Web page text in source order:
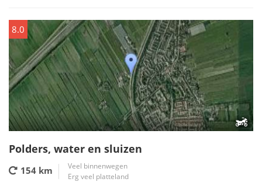
8.0
Polders, water en sluizen
154 km
Veel binnenwegen
Erg veel platteland